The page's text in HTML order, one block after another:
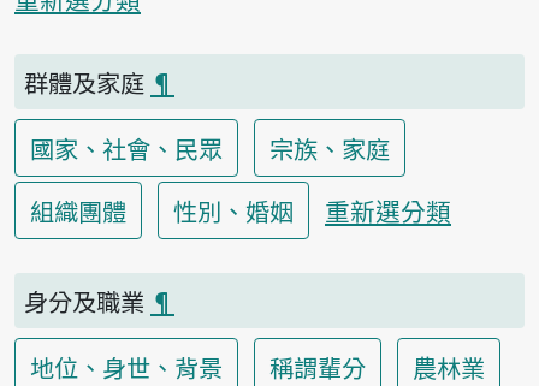
群體及家庭 ¶
國家、社會、民眾
宗族、家庭
組織團體
性別、婚姻 重新選分類
身分及職業 ¶
地位、身世、背景
稱謂輩分
農林業